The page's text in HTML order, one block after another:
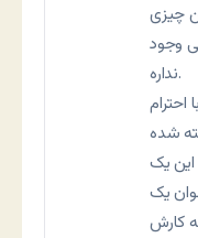
چیزی
وجود
نداره.
با احترام
شده
یک
یک
کارش